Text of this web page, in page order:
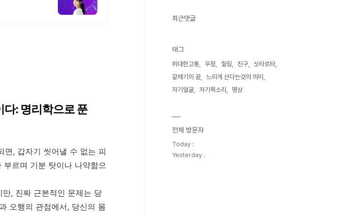
다: 명리학으로 푼
면, 갑자기 씻어낼 수 없는 피
르며 기분 탓이나 나약함으
, 진짜 근본적인 문제는 당
오행의 관점에서, 당신의 몸
최근댓글
태그
위대한고통 우정 힐링 친구
싯타르타
갈매기의 꿈
느리게 산다는것의 의미
자기얼굴
자기목소리 명상
전체 방문자
Today :
Yesterday :